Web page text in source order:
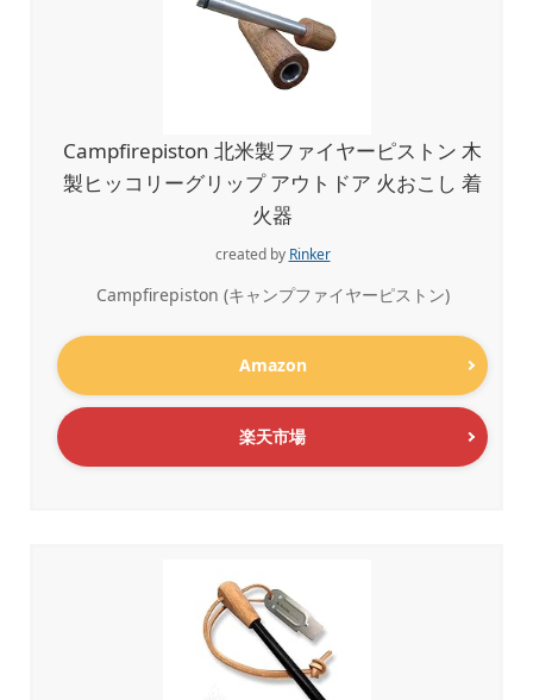
Campfirepiston 北米製ファイヤーピストン 木
製ヒッコリーグリップ アウトドア 火おこし 着
火器
created by Rinker
Campfirepiston (キャンプファイヤーピストン)
Amazon
楽天市場